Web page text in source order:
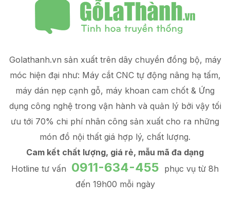
Golathanh.vn sản xuất trên dây chuyền đồng bộ, máy
móc hiện đại như: Máy cắt CNC tự động nâng hạ tấm,
máy dán nẹp cạnh gỗ, máy khoan cam chốt & Ứng
dụng công nghệ trong vận hành và quản lý bởi vậy tối
ưu tới 70% chi phí nhân công sản xuất cho ra những
món đồ nội thất giá hợp lý, chất lượng.
Cam kết chất lượng, giá rẻ, mẫu mã đa dạng
Hotline tư vấn 0911-634-455 phục vụ từ 8h
đến 19h00 mỗi ngày